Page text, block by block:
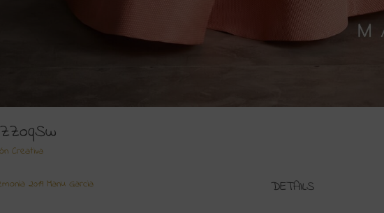
Creativa
2019 Manu Garcia DETAILS